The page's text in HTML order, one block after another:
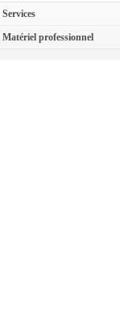
Services
Matériel professionnel